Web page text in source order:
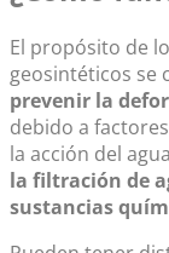
El propósito de
geosintéticos se
prevenir la
debido a
la acción del
la filtración de
sustancias